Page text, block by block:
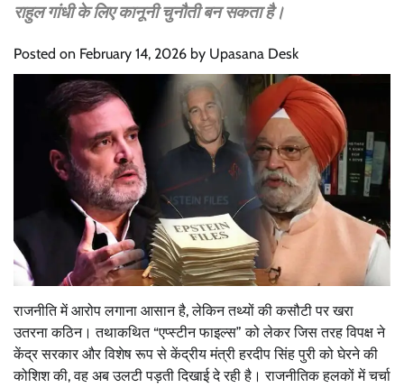
राहुल गांधी के लिए कानूनी चुनौती बन सकता है।
Posted on February 14, 2026 by Upasana Desk
राजनीति में आरोप लगाना आसान है, लेकिन तथ्यों की कसौटी पर खरा
उतरना कठिन। तथाकथित “एप्स्टीन फाइल्स” को लेकर जिस तरह विपक्ष ने
केंद्र सरकार और विशेष रूप से केंद्रीय मंत्री हरदीप सिंह पुरी को घेरने की
कोशिश की, वह अब उलटी पड़ती दिखाई दे रही है। राजनीतिक हलकों में चर्चा